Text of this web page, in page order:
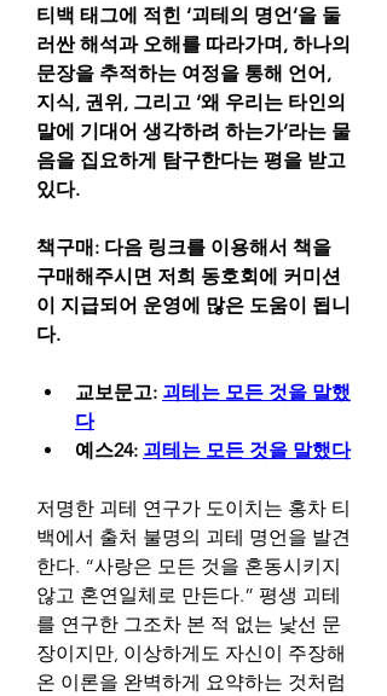
티백 태그에 적힌 ‘괴테의 명언’을 둘
러싼 해석과 오해를 따라가며, 하나의
문장을 추적하는 여정을 통해 언어,
지식, 권위, 그리고 ‘왜 우리는 타인의
말에 기대어 생각하려 하는가’라는 물
음을 집요하게 탐구한다는 평을 받고
있다.
책구매: 다음 링크를 이용해서 책을
구매해주시면 저희 동호회에 커미션
이 지급되어 운영에 많은 도움이 됩니
다.
교보문고: 괴테는 모든 것을 말했
다
예스24: 괴테는 모든 것을 말했다
저명한 괴테 연구가 도이치는 홍차 티
백에서 출처 불명의 괴테 명언을 발견
한다. “사랑은 모든 것을 혼동시키지
않고 혼연일체로 만든다.” 평생 괴테
를 연구한 그조차 본 적 없는 낯선 문
장이지만, 이상하게도 자신이 주장해
온 이론을 완벽하게 요약하는 것처럼